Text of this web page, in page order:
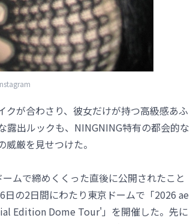
が合わさり、彼女だけが持つ高級感あふ
露出ルックも、NINGNING特有の都会的な
厳を見せつけた。
ムで締めくくった直後に公開されたこと
の2日間にわたり東京ドームで「2026 ae
Edition Dome Tour'」を開催した。先に